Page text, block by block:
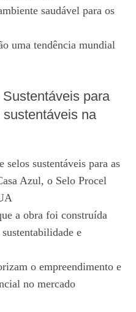
saudável para os
uma tendência mundial
para
na
selos sustentáveis para as
Azul, o Selo Procel
a obra foi construída
e
o empreendimento e
no mercado